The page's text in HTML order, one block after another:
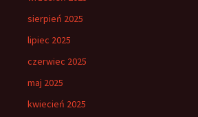
sierpień 2025
lipiec 2025
czerwiec 2025
maj 2025
kwiecień 2025